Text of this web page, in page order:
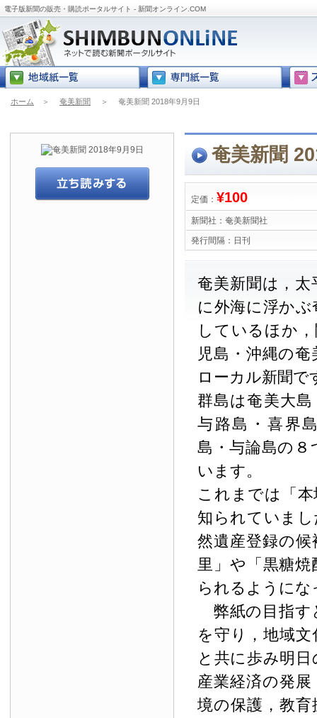
電子版新聞の販売・購読ポータルサイト - 新聞オンライン.COM
ホーム ＞ 奄美新聞 ＞ 奄美新聞 2018年9月9日
奄美新聞
定価： ¥100
新聞社： 奄美新聞社
発行間隔： 日刊
奄美新聞は，
に外海に浮か
しているほか
児島・沖縄の
ローカル新聞で
群島は奄美大
与路島・喜界
島・与論島の
います。
これまでは「
知られていま
然遺産登録の
里」や「黒糖
られるように
弊紙の目指す
を守り，地域
と共に歩み明
産業経済の発
境の保護，教